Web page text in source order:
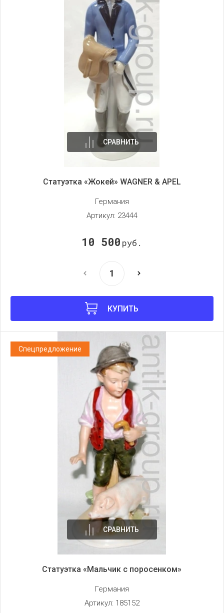
СРАВНИТЬ
Статуэтка «Жокей» WAGNER & APEL
Германия
Артикул: 23444
10 500 руб.
КУПИТЬ
Спецпредложение
СРАВНИТЬ
Статуэтка «Мальчик с поросенком»
Германия
Артикул: 185152